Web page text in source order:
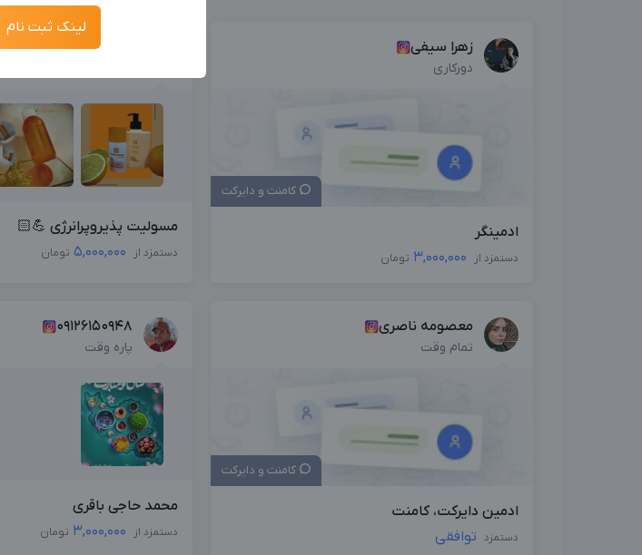
زهرا سیفی
دورکاری
کامنت و دایرکت
ادمینگر
دستمزد از 3,000,000 تومان
مریم چوپان زیده ای
مسولیت پذیروپرانرژی 💪🏻
دستمزد از 5,000,000 تومان
معصومه ناصری
تمام وقت
کامنت و دایرکت
ادمين دايركت، كامنت
دستمزد توافقی
09126150948
پاره وقت
محمد حاجی باقری
دستمزد از 3,000,000 تومان
جدیدترین آگهی‌های استخدامی را ببینید
آگهی استخدام ادمین
بزرگترین پیج ادمینی
لینک ثبت نام
ارسال کد